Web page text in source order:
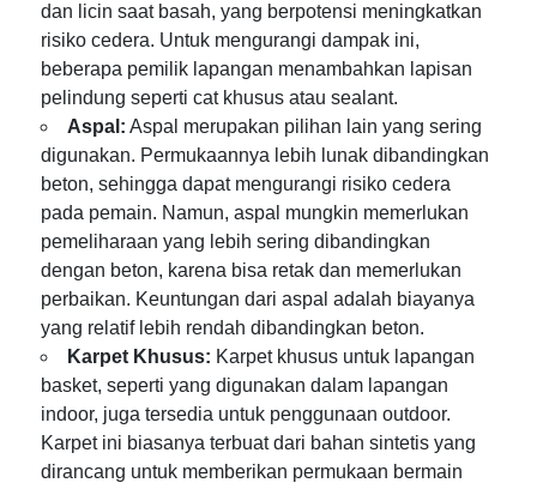
dan licin saat basah, yang berpotensi meningkatkan
risiko cedera. Untuk mengurangi dampak ini,
beberapa pemilik lapangan menambahkan lapisan
pelindung seperti cat khusus atau sealant.
Aspal: Aspal merupakan pilihan lain yang sering
digunakan. Permukaannya lebih lunak dibandingkan
beton, sehingga dapat mengurangi risiko cedera
pada pemain. Namun, aspal mungkin memerlukan
pemeliharaan yang lebih sering dibandingkan
dengan beton, karena bisa retak dan memerlukan
perbaikan. Keuntungan dari aspal adalah biayanya
yang relatif lebih rendah dibandingkan beton.
Karpet Khusus: Karpet khusus untuk lapangan
basket, seperti yang digunakan dalam lapangan
indoor, juga tersedia untuk penggunaan outdoor.
Karpet ini biasanya terbuat dari bahan sintetis yang
dirancang untuk memberikan permukaan bermain